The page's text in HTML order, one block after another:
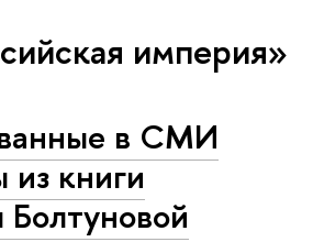
империя»
в СМИ
из книги